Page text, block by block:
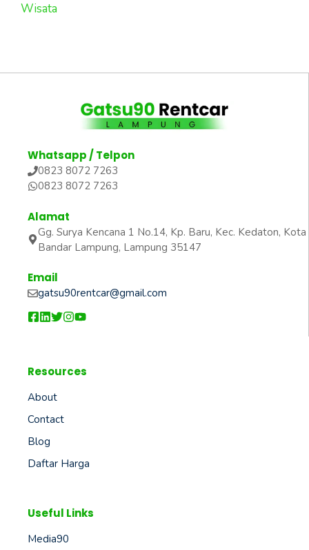
Wisata
Whatsapp / Telpon
0823 8072 7263
0823 8072 7263
Alamat
Gg. Surya Kencana 1 No.14, Kp. Baru, Kec. Kedaton, Kota
Bandar Lampung, Lampung 35147
Email
gatsu90rentcar@gmail.com
Resources
About
Contact
Blog
Daftar Harga
Useful Links
Media90